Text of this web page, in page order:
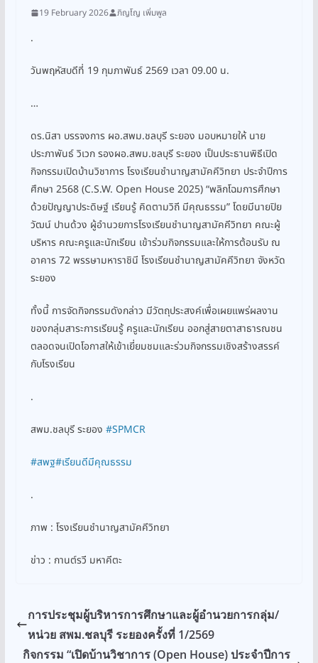
19 February 2026 ภิญโญ เพิ่มพูล
.
วันพฤหัสบดีที่ 19 กุมภาพันธ์ 2569 เวลา 09.00 น.
…
ดร.นิสา บรรจงการ ผอ.สพม.ชลบุรี ระยอง มอบหมายให้ นาย
ประภาพันธ์ วิเวก รองผอ.สพม.ชลบุรี ระยอง เป็นประธานพิธีเปิด
กิจกรรมเปิดบ้านวิชาการ โรงเรียนชำนาญสามัคคีวิทยา ประจำปีการ
ศึกษา 2568 (C.S.W. Open House 2025) “พลิกโฉมการศึกษา
ด้วยปัญญาประดิษฐ์ เรียนรู้ คิดตามวิถี มีคุณธรรม” โดยมีนายปิย
วัฒน์ ปานด้วง ผู้อำนวยการโรงเรียนชำนาญสามัคคีวิทยา คณะผู้
บริหาร คณะครูและนักเรียน เข้าร่วมกิจกรรมและให้การต้อนรับ ณ
อาคาร 72 พรรษามหาราชินี โรงเรียนชำนาญสามัคคีวิทยา จังหวัด
ระยอง
ทั้งนี้ การจัดกิจกรรมดังกล่าว มีวัตถุประสงค์เพื่อเผยแพร่ผลงาน
ของกลุ่มสาระการเรียนรู้ ครูและนักเรียน ออกสู่สายตาสาธารณชน
ตลอดจนเปิดโอกาสให้เข้าเยี่ยมชมและร่วมกิจกรรมเชิงสร้างสรรค์
กับโรงเรียน
.
สพม.ชลบุรี ระยอง #SPMCR
#สพฐ#เรียนดีมีคุณธรรม
.
ภาพ : โรงเรียนชำนาญสามัคคีวิทยา
ข่าว : กานต์รวี มหาคีตะ
การประชุมผู้บริหารการศึกษาและผู้อำนวยการกลุ่ม/
หน่วย สพม.ชลบุรี ระยองครั้งที่ 1/2569
กิจกรรม “เปิดบ้านวิชาการ (Open House) ประจำปีการ